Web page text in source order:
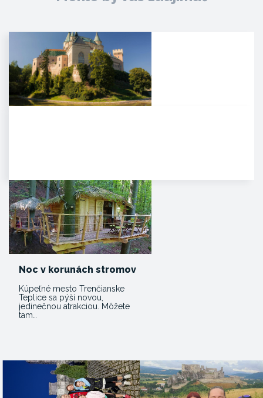
Noc v korunách stromov
Kúpeľné mesto Trenčianske
Teplice sa pýši novou,
jedinečnou atrakciou. Môžete
tam…